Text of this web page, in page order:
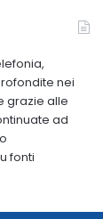
nei
grazie alle
ad
fonti